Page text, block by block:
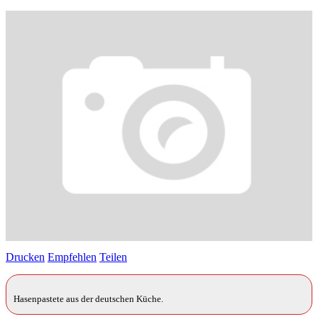
Drucken Empfehlen Teilen
Hasenpastete aus der deutschen Küche.